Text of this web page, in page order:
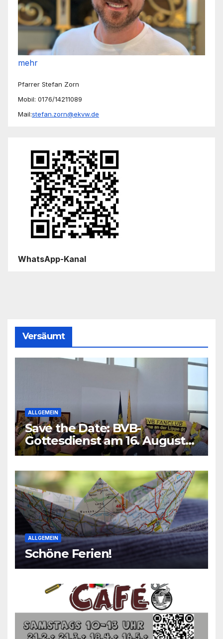
mehr
Pfarrer Stefan Zorn
Mobil: 0176/14211089
Mail:stefan.zorn@ekvw.de
WhatsApp-Kanal
Versäumt
ALLGEMEIN
Save the Date: BVB-
Gottesdienst am 16. August
2026
ALLGEMEIN
Schöne Ferien!